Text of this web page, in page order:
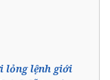
lỏng lệnh giới